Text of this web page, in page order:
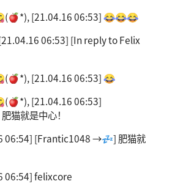
[21.04.16 06:53] 😂😂😂
06:53] [In reply to Felix
[21.04.16 06:53] 😂
[21.04.16 06:53]
就是中心！
06:54] [Frantic1048 →💤] 肥猫就
06:54] felixcore